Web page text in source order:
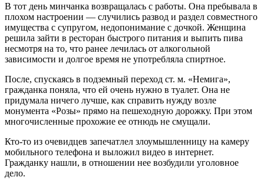
В тот день минчанка возвращалась с работы. Она пребывала в
плохом настроении — случились развод и раздел совместного
имущества с супругом, недопонимание с дочкой. Женщина
решила зайти в ресторан быстрого питания и выпить пива
несмотря на то, что ранее лечилась от алкогольной
зависимости и долгое время не употребляла спиртное.
После, спускаясь в подземный переход ст. м. «Немига»,
гражданка поняла, что ей очень нужно в туалет. Она не
придумала ничего лучше, как справить нужду возле
монумента «Розы» прямо на пешеходную дорожку. При этом
многочисленные прохожие ее отнюдь не смущали.
Кто-то из очевидцев запечатлел злоумышленницу на камеру
мобильного телефона и выложил видео в интернет.
Гражданку нашли, в отношении нее возбудили уголовное
дело.